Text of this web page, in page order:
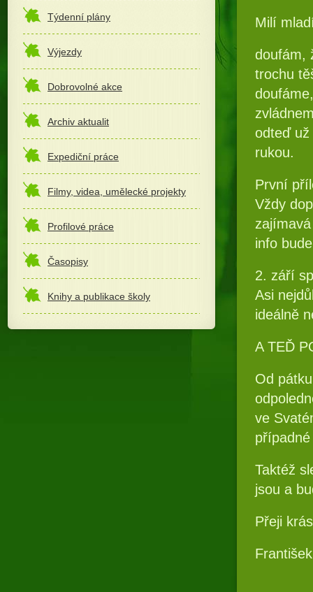
Týdenní plány
Výjezdy
Dobrovolné akce
Archiv aktualit
Expediční práce
Filmy, videa, umělecké projekty
Profilové práce
Časopisy
Knihy a publikace školy
Milí
doufám,
trochu
odteď už
rukou.
První
Vždy
info
2. září
Asi
ideálně
A TEĎ
Od
ve
Taktéž
jsou a
Přeji